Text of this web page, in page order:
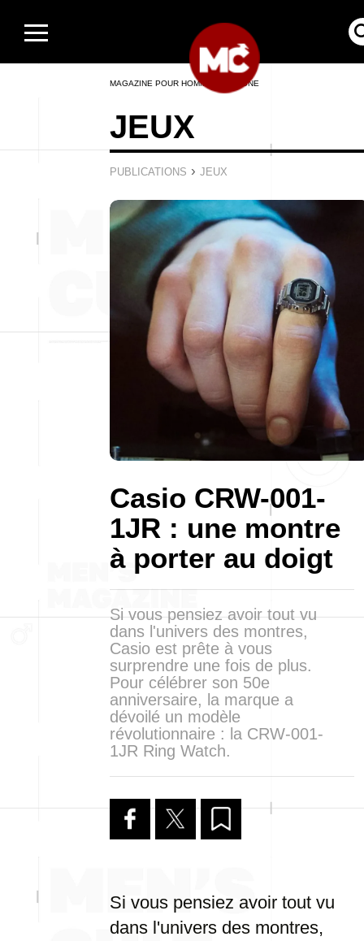
MAGAZINE POUR HOMMES EN LIGNE
JEUX
PUBLICATIONS › JEUX
Casio CRW-001-
1JR : une montre
à porter au doigt
Si vous pensiez avoir tout vu
dans l'univers des montres,
Casio est prête à vous
surprendre une fois de plus.
Pour célébrer son 50e
anniversaire, la marque a
dévoilé un modèle
révolutionnaire : la CRW-001-
1JR Ring Watch.
Si vous pensiez avoir tout vu
dans l'univers des montres,